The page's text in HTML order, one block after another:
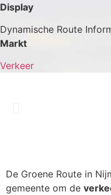
Display
Dynamische Route
Markt
Verkeer
De Groene Route in
gemeente om de